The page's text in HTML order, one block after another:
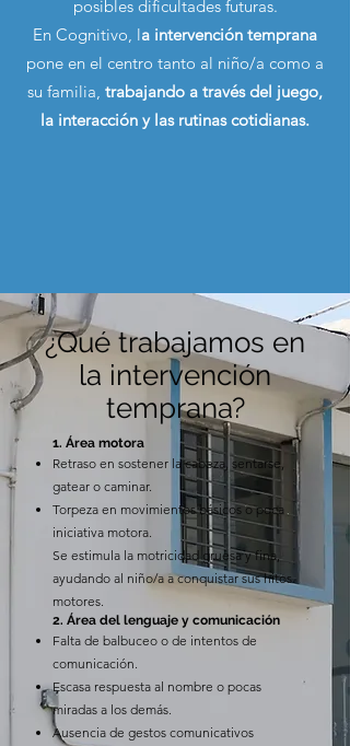
posibles dificultades futuras.
En Cognitivo, la intervención temprana
pone en el centro tanto al niño/a como a
su familia, trabajando a través del juego,
la interacción y las rutinas cotidianas.
¿Qué trabajamos en
la intervención
temprana?
1. Área motora
Retraso en sostener la cabeza, sentarse,
gatear o caminar.
Torpeza en movimientos básicos o poca
iniciativa motora.
Se estimula la motricidad gruesa y fina,
ayudando al niño/a a conquistar sus hitos
motores.
2. Área del lenguaje y comunicación
Falta de balbuceo o de intentos de
comunicación.
Escasa respuesta al nombre o pocas
miradas a los demás.
Ausencia de gestos comunicativos